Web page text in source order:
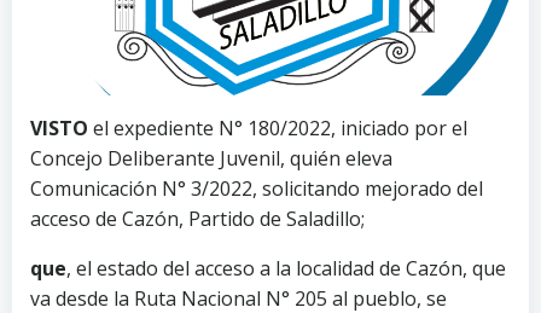
VISTO el expediente N° 180/2022, iniciado por el
Concejo Deliberante Juvenil, quién eleva
Comunicación N° 3/2022, solicitando mejorado del
acceso de Cazón, Partido de Saladillo;
que, el estado del acceso a la localidad de Cazón, que
va desde la Ruta Nacional N° 205 al pueblo, se